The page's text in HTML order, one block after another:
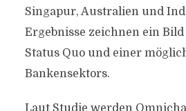
Singapur, Australien und
Ergebnisse zeichnen ein
Status Quo und einer
Bankensektors.
Laut Studie werden